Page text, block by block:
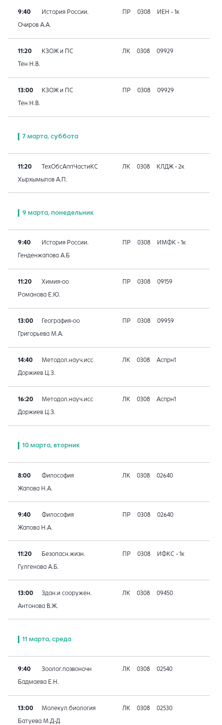
9:40 История России. ПР 0308 ИЕН - 1к
Очиров А.А.
11:20 КЗОЖ и ПС ЛК 0308 09929
Тен Н.В.
13:00 КЗОЖ и ПС ПР 0308 09929
Тен Н.В.
7 марта, суббота
11:20 ТехОбсАппЧастиКС ЛК 0308 КЛДЖ - 2к
Хырхымылов А.П.
9 марта, понедельник
9:40 История России. ПР 0308 ИМФК - 1к
Генденжапова А.Б
11:20 Химия-оо ПР 0308 09159
Романова Е.Ю.
13:00 География-оо ПР 0308 09959
Григорьева М.А.
14:40 Методол.науч.исс ЛК 0308 Аспрн1
Доржиев Ц.З.
16:20 Методол.науч.исс ЛК 0308 Аспрн1
Доржиев Ц.З.
10 марта, вторник
8:00 Философия ЛК 0308 02640
Жапова Н.А.
9:40 Философия ПР 0308 02640
Жапова Н.А.
11:20 Безопасн.жизн. ПР 0308 ИФКС - 1к
Гулгенова А.Б.
13:00 Здан.и сооружен. ЛК 0308 09450
Антонова В.Ж.
11 марта, среда
9:40 Зоолог.позвоночн ЛК 0308 02540
Бадмаева Е.Н.
13:00 Молекул.биология ЛК 0308 02530
Батуева М.Д-Д